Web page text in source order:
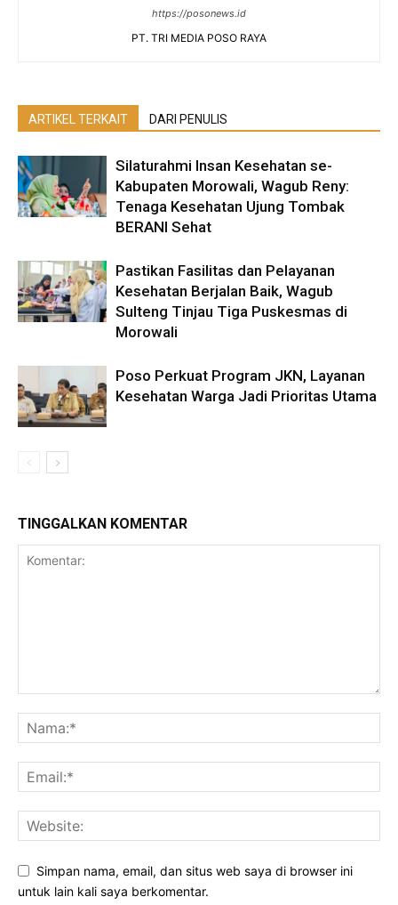
https://posonews.id
PT. TRI MEDIA POSO RAYA
ARTIKEL TERKAIT DARI PENULIS
Silaturahmi Insan Kesehatan se-
Kabupaten Morowali, Wagub Reny:
Tenaga Kesehatan Ujung Tombak
BERANI Sehat
Pastikan Fasilitas dan Pelayanan
Kesehatan Berjalan Baik, Wagub
Sulteng Tinjau Tiga Puskesmas di
Morowali
Poso Perkuat Program JKN, Layanan
Kesehatan Warga Jadi Prioritas Utama
TINGGALKAN KOMENTAR
Simpan nama, email, dan situs web saya di browser ini
untuk lain kali saya berkomentar.